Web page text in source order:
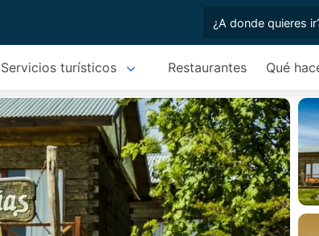
Servicios turísticos Restaurantes Qué